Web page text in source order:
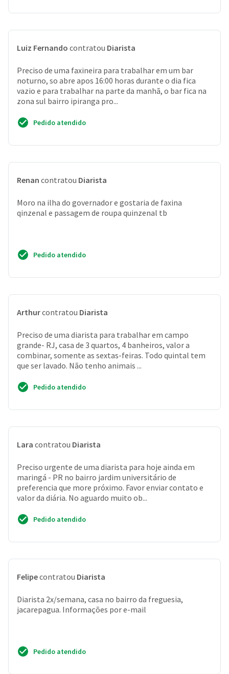
Luiz Fernando contratou Diarista
Preciso de uma faxineira para trabalhar em um bar
noturno, so abre apos 16:00 horas durante o dia fica
vazio e para trabalhar na parte da manhã, o bar fica na
zona sul bairro ipiranga pro...
Pedido atendido
Renan contratou Diarista
Moro na ilha do governador e gostaria de faxina
qinzenal e passagem de roupa quinzenal tb
Pedido atendido
Arthurcontratou Diarista
Preciso de uma diarista para trabalhar em campo
grande- RJ, casa de 3 quartos, 4 banheiros, valor a
combinar, somente as sextas-feiras. Todo quintal tem
que ser lavado. Não tenho animais ...
Pedido atendido
Lara contratou Diarista
Preciso urgente de uma diarista para hoje ainda em
maringá - PR no bairro jardim universitário de
preferencia que more próximo. Favor enviar contato e
valor da diária. No aguardo muito ob...
Pedido atendido
Felipecontratou Diarista
Diarista 2x/semana, casa no bairro da freguesia,
jacarepagua. Informações por e-mail
Pedido atendido